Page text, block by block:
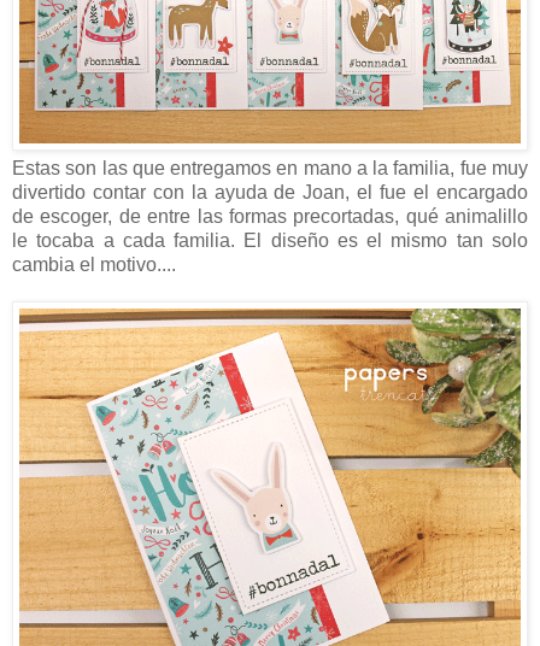
Estas son las que entregamos en mano a la familia, fue muy
divertido contar con la ayuda de Joan, el fue el encargado
de escoger, de entre las formas precortadas, qué animalillo
le tocaba a cada familia. El diseño es el mismo tan solo
cambia el motivo....